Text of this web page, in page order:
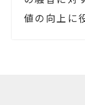
値の向上に